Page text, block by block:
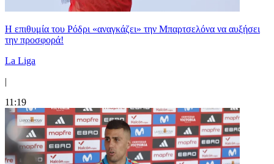
Η επιθυμία του Ρόδρι «αναγκάζει» την Μπαρτσελόνα να αυξήσει
την προσφορά!
La Liga
|
11:19